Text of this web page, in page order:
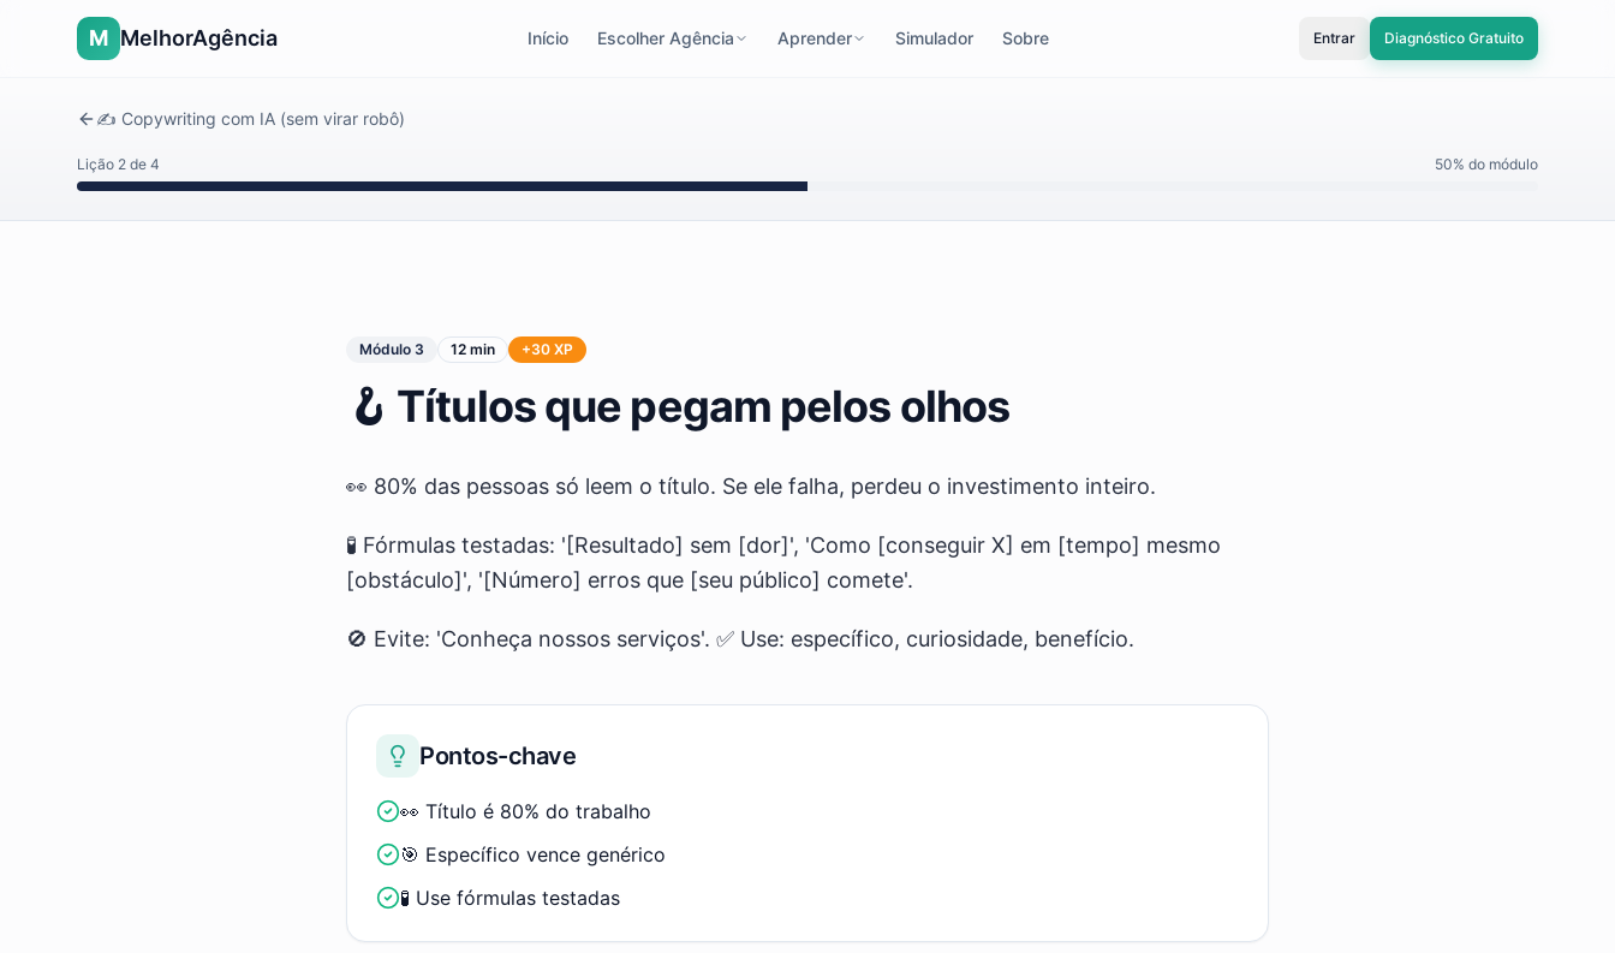
M MelhorAgência Início Escolher Agência Aprender Simulador Sobre Entrar Diagnóstico Gratuito
✍️ Copywriting com IA (sem virar robô)
Lição 2 de 4 50% do módulo
Módulo 3 12 min +30 XP
🪝 Títulos que pegam pelos olhos
👀 80% das pessoas só leem o título. Se ele falha, perdeu o investimento inteiro.
🧪 Fórmulas testadas: '[Resultado] sem [dor]', 'Como [conseguir X] em [tempo] mesmo
[obstáculo]', '[Número] erros que [seu público] comete'.
🚫 Evite: 'Conheça nossos serviços'. ✅ Use: específico, curiosidade, benefício.
Pontos-chave
👀 Título é 80% do trabalho
🎯 Específico vence genérico
🧪 Use fórmulas testadas